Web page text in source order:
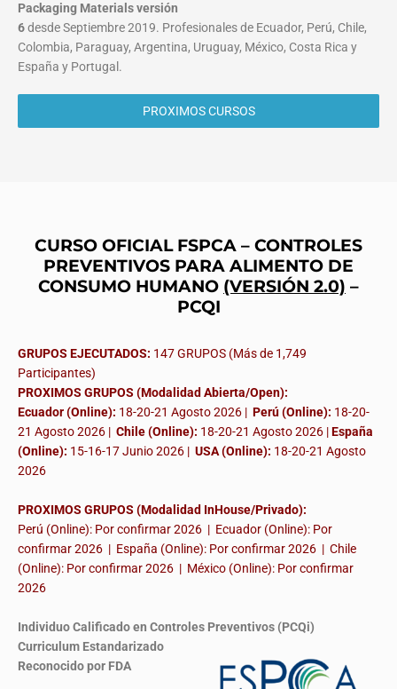
Packaging Materialsversión
6desde Septiembre 2019. Profesionales de Ecuador, Perú, Chile,
Colombia, Paraguay, Argentina, Uruguay, México, Costa Rica y
España y Portugal.
PROXIMOS CURSOS
CURSO OFICIAL FSPCA – CONTROLES
PREVENTIVOS PARA ALIMENTO DE
CONSUMO HUMANO (VERSIÓN 2.0) –
PCQI
GRUPOS EJECUTADOS: 147 GRUPOS (Más de 1,749
Participantes)
PROXIMOS GRUPOS (Modalidad Abierta/Open):
Ecuador (Online): 18-20-21 Agosto 2026 | Perú (Online): 18-20-
21 Agosto 2026 | Chile (Online): 18-20-21 Agosto 2026 |España
(Online): 15-16-17 Junio 2026 | USA (Online): 18-20-21 Agosto
2026
PROXIMOS GRUPOS (Modalidad InHouse/Privado):
Perú (Online): Por confirmar 2026 | Ecuador (Online): Por
confirmar 2026 | España (Online): Por confirmar 2026 | Chile
(Online): Por confirmar 2026 | México (Online): Por confirmar
2026
Individuo Calificado en Controles Preventivos (PCQi)
Curriculum Estandarizado
Reconocido por FDA